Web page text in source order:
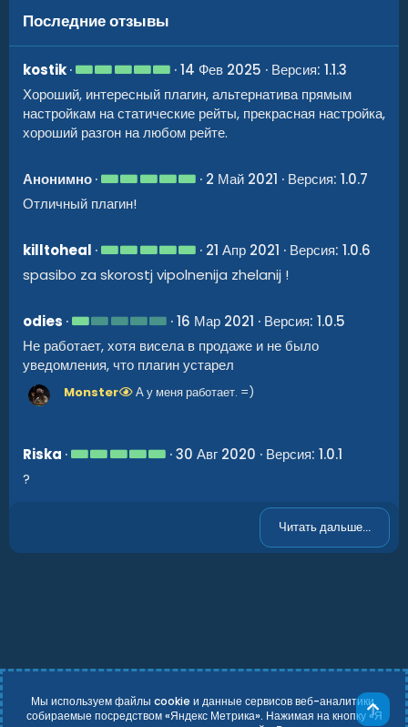
Последние отзывы
kostik 5
0
0
з
в
д
14 Фев 2025
Версия: 1.1.3
Хороший, интересный плагин, альтернатива прямым
настройкам на статические рейты, прекрасная настройка,
хороший разгон на любом рейте.
Анонимно 5
в
ё
з
2 Май 2021
Версия: 1.0.7
Отличный плагин!
killtoheal 5
0
в
ё
з
д
21 Апр 2021
Версия: 1.0.6
spasibo za skorostj vipolnenija zhelanij !
odies 1
0
0
з
в
ё
16 Мар 2021
Версия: 1.0.5
Не работает, хотя висела в продаже и не было
уведомления, что плагин устарел
Monster А у меня работает. =)
Riska 5
з
30 Авг 2020
Версия: 1.0.1
?
Читать дальше...
Мы используем файлы cookie и данные сервисов веб-аналитики,
собираемые посредством «Яндекс Метрика». Нажимая на кнопку «Я